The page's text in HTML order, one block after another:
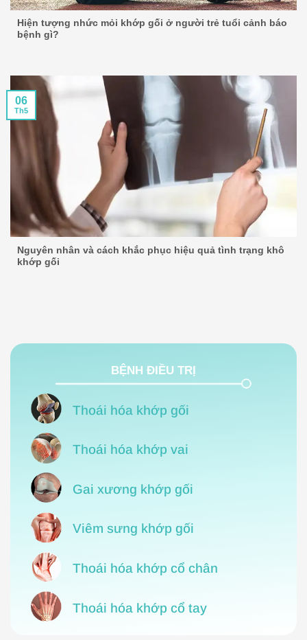
Hiện tượng nhức mỏi khớp gối ở người trẻ tuổi cảnh báo
bệnh gì?
Nguyên nhân và cách khắc phục hiệu quả tình trạng khô
khớp gối
06
Th5
BỆNH ĐIỀU TRỊ
Thoái hóa khớp gối
Thoái hóa khớp vai
Gai xương khớp gối
Viêm sưng khớp gối
Thoái hóa khớp cổ chân
Thoái hóa khớp cổ tay